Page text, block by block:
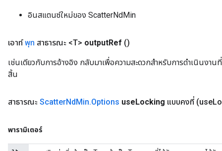
อินสแตนซ์ใหม่ของ ScatterNdMin
เอาท์พุท สาธารณะ <T> outputRef ()
เช่นเดียวกับการอ้างอิง กลับมาเพื่อความสะดวกสำหรับการดำเนินงา
สิ้น
สาธารณะ ScatterNdMin.Options useLocking แบบคงที่ (use
พารามิเตอร์